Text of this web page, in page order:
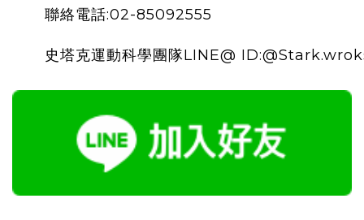
聯絡電話:02-85092555
史塔克運動科學團隊LINE@